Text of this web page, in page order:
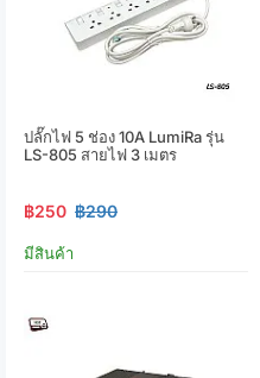
ปลั๊กไฟ 5 ช่อง 10A LumiRa รุ่น
LS-805 สายไฟ 3 เมตร
฿250 ฿290
มีสินค้า